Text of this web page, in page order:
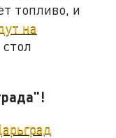
топливо, и
на